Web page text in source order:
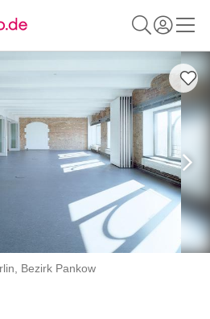
Bezirk Pankow